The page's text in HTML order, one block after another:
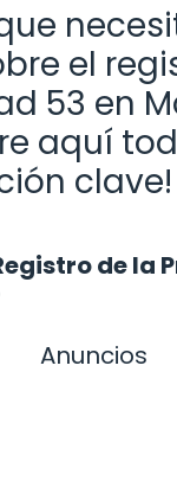
el
53 en
aquí
clave!
de la
Anuncios